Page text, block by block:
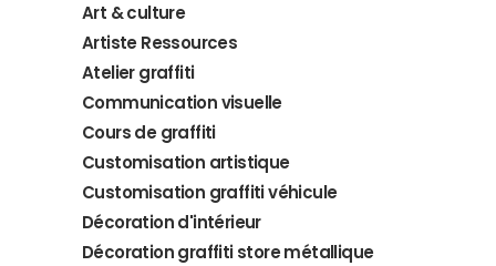
Art & culture
Artiste Ressources
Atelier graffiti
Communication visuelle
Cours de graffiti
Customisation artistique
Customisation graffiti véhicule
Décoration d'intérieur
Décoration graffiti store métallique